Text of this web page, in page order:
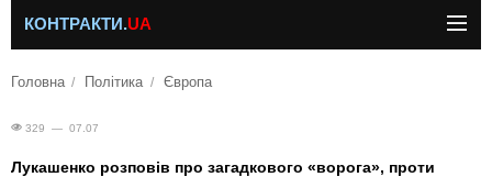
КОНТРАКТИ.UA
Головна Політика Європа
329 — 07.07
Лукашенко розповів про загадкового «ворога», проти